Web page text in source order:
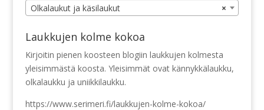
×
Olkalaukut ja käsilaukut
Laukkujen kolme kokoa
Kirjoitin pienen koosteen blogiin laukkujen kolmesta
yleisimmästä koosta. Yleisimmät ovat kännykkälaukku,
olkalaukku ja uniikkilaukku.
https://www.serimeri.fi/laukkujen-kolme-kokoa/